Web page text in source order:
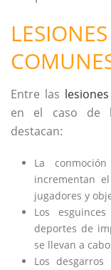
Entre las
en el caso de
destacan:
La
incrementan
jugadores y
Los
deportes de
se llevan a
Los